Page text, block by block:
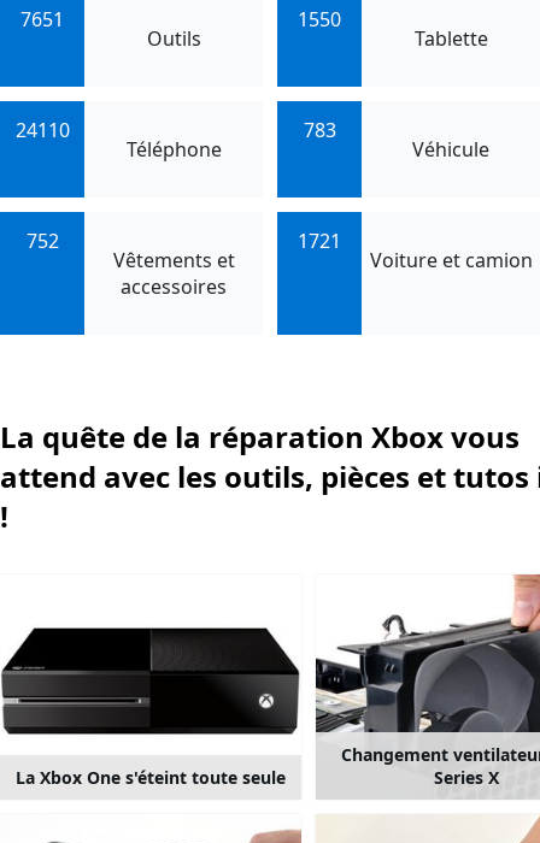
7651
Outils
1550
Tablette
24110
Téléphone
783
Véhicule
752
Vêtements et
accessoires
1721
Voiture et camion
La quête de la réparation Xbox vous
attend avec les outils, pièces et tutos
!
La Xbox One s'éteint toute seule
Changement
Series X